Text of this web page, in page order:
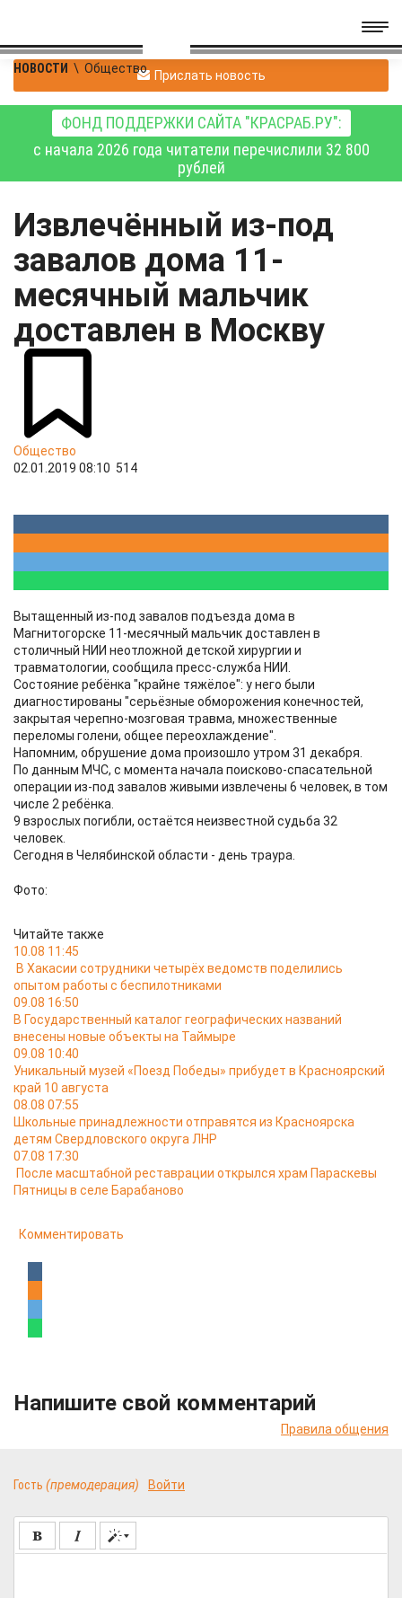
НОВОСТИ \ Общество Прислать новость
ФОНД ПОДДЕРЖКИ САЙТА "КРАСРАБ.РУ":
с начала 2026 года читатели перечислили 32 800
рублей
Извлечённый из-под
завалов дома 11-
месячный мальчик
доставлен в Москву
Общество
02.01.2019 08:10 514
Вытащенный из-под завалов подъезда дома в
Магнитогорске 11-месячный мальчик доставлен в
столичный НИИ неотложной детской хирургии и
травматологии, сообщила пресс-служба НИИ.
Состояние ребёнка "крайне тяжёлое": у него были
диагностированы "серьёзные обморожения конечностей,
закрытая черепно-мозговая травма, множественные
переломы голени, общее переохлаждение".
Напомним, обрушение дома произошло утром 31 декабря.
По данным МЧС, с момента начала поисково-спасательной
операции из-под завалов живыми извлечены 6 человек, в том
числе 2 ребёнка.
9 взрослых погибли, остаётся неизвестной судьба 32
человек.
Сегодня в Челябинской области - день траура.
Фото:
Читайте также
10.08 11:45
В Хакасии сотрудники четырёх ведомств поделились
опытом работы с беспилотниками
09.08 16:50
В Государственный каталог географических названий
внесены новые объекты на Таймыре
09.08 10:40
Уникальный музей «Поезд Победы» прибудет в Красноярский
край 10 августа
08.08 07:55
Школьные принадлежности отправятся из Красноярска
детям Свердловского округа ЛНР
07.08 17:30
После масштабной реставрации открылся храм Параскевы
Пятницы в селе Барабаново
Комментировать
Напишите свой комментарий
Правила общения
Гость (премодерация) Войти